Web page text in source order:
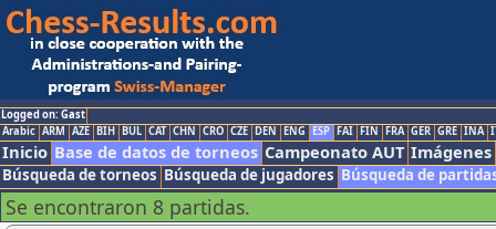
Logged on: Gast
Arabic ARM AZE BIH BUL CAT CHN CRO CZE DEN ENG ESP FAI FIN FRA GER GRE INA
Inicio Base de datos de torneos Campeonato AUT Imágenes
Búsqueda de torneos Búsqueda de jugadores Búsqueda de
Se encontraron 8 partidas.